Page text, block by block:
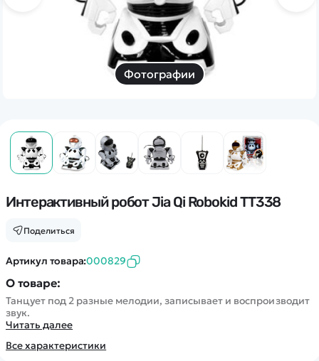
Фотографии
Интерактивный робот Jia Qi Robokid TT338
Поделиться
Артикул товара:000829
О товаре:
Танцует под 2 разные мелодии, записывает и воспроизводит
звук.
Читать далее
Все характеристики
Дополнительный способ связи
WhatsApp/Мобильный
Есть вопрос? Можем связаться с вами
Наши соцсети:
Каталог
Квадрокоптеры
Машинки
Танки
Вертолеты
Катера
Оптовые продажи
Блог
Статьи про беспилотники
Покупателю
Контакты